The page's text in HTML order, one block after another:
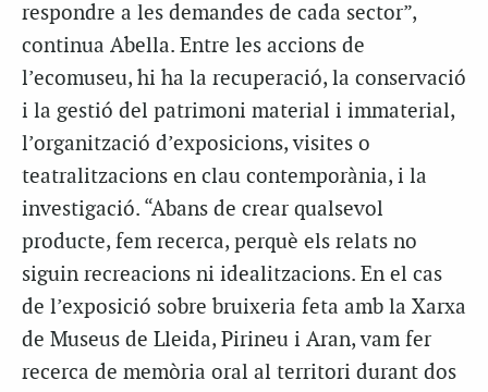
respondre a les demandes de cada sector”,
continua Abella. Entre les accions de
l’ecomuseu, hi ha la recuperació, la conservació
i la gestió del patrimoni material i immaterial,
l’organització d’exposicions, visites o
teatralitzacions en clau contemporània, i la
investigació. “Abans de crear qualsevol
producte, fem recerca, perquè els relats no
siguin recreacions ni idealitzacions. En el cas
de l’exposició sobre bruixeria feta amb la Xarxa
de Museus de Lleida, Pirineu i Aran, vam fer
recerca de memòria oral al territori durant dos